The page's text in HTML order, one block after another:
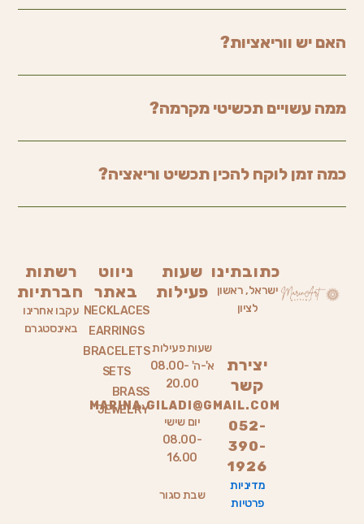
האם יש ווריאציות?
ממה עשויים תכשיטי מקרמה?
כמה זמן לוקח להכין תכשיט וריאציה?
כתובתינו
ישראל, ראשון
לציון
יצירת
קשר
MARINA.GILADI@GMAIL.COM
052-
390-
1926
מדיניות
פרטיות
שעות
פעילות
שעות פעילות
א'-ה' 08.00-
20.00
יום שישי
08.00-
16.00
שבת סגור
ניווט
באתר
NECKLACES
EARRINGS
BRACELETS
SETS
BRASS
JEWELRY
רשתות
חברתיות
עקבו אחרינו
באינסטגרם